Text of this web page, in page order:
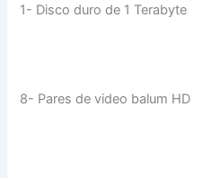
1- Disco duro de 1 Terabyte
8- Pares de video balum HD